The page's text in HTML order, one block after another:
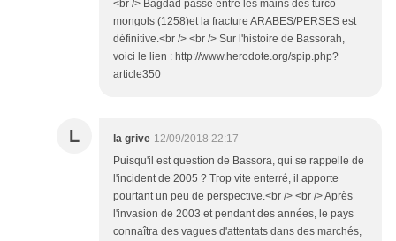
<br /> Bagdad passe entre les mains des turco-
mongols (1258)et la fracture ARABES/PERSES est
définitive.<br /> <br /> Sur l'histoire de Bassorah,
voici le lien : http://www.herodote.org/spip.php?
article350
L la grive 12/09/2018 22:17
Puisqu'il est question de Bassora, qui se rappelle de
l'incident de 2005 ? Trop vite enterré, il apporte
pourtant un peu de perspective.<br /> <br /> Après
l'invasion de 2003 et pendant des années, le pays
connaîtra des vagues d'attentats dans des marchés,